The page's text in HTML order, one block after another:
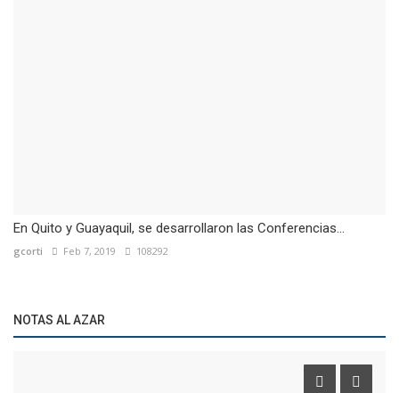
En Quito y Guayaquil, se desarrollaron las Conferencias...
gcorti Feb 7, 2019 108292
NOTAS AL AZAR